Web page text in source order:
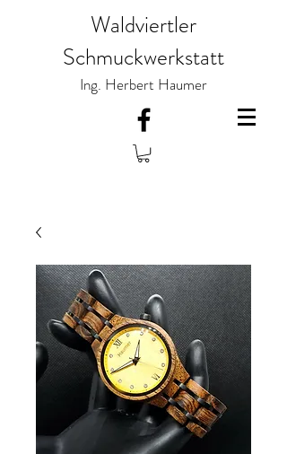
Waldviertler
Schmuckwerkstatt
Ing. Herbert Haumer